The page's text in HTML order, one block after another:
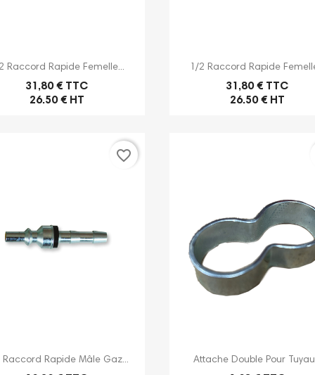
soudeur vous
tutoriel vidéo sur la
et l'utilisation du kit
Repère du soudeur vous
propose ce Tuto vidéo sur la
présentation et l'utilisation du kit
Voir plus
Le
Aperçu rapide
Raccord Rapide Femelle...
31,80 € TTC
26.50 € HT
Aperçu rapide
1/2 Raccord Rapide
31,80 € TTC
26.50 € HT
Aperçu rapide
Raccord Rapide Mâle Gaz...
favorite_border
 Aperçu rapide
Attache Double Pour